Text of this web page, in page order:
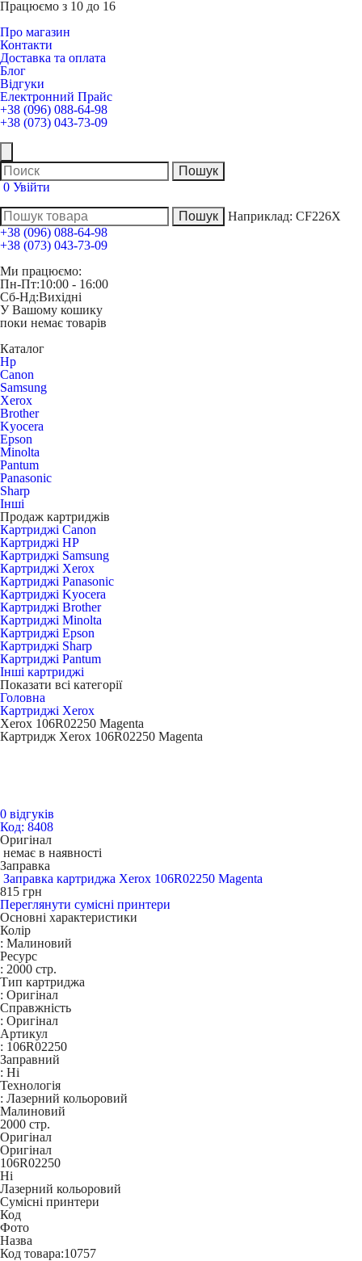
Працюємо з 10 до 16
Про магазин
Контакти
Доставка та оплата
Блог
Відгуки
Електронний Прайс
+38 (096) 088-64-98
+38 (073) 043-73-09
0 Увійти
Наприклад: CF226X
+38 (096) 088-64-98
+38 (073) 043-73-09
Ми працюємо:
Пн-Пт:10:00 - 16:00
Сб-Нд:Вихідні
У Вашому кошику
поки немає товарів
Каталог
Hp
Canon
Samsung
Xerox
Brother
Kyocera
Epson
Minolta
Pantum
Panasonic
Sharp
Інші
Продаж картриджів
Картриджі Canon
Картриджі HP
Картриджі Samsung
Картриджі Xerox
Картриджі Panasonic
Картриджі Kyocera
Картриджі Brother
Картриджі Minolta
Картриджі Epson
Картриджі Sharp
Картриджі Pantum
Інші картриджі
Показати всі категорії
Головна
Картриджі Xerox
Xerox 106R02250 Magenta
Картридж Xerox 106R02250 Magenta
0 відгуків
Код: 8408
Оригінал
немає в наявності
Заправка
Заправка картриджа Xerox 106R02250 Magenta
815 грн
Переглянути сумісні принтери
Основні характеристики
Колір
: Малиновий
Ресурс
: 2000 стр.
Тип картриджа
: Оригінал
Справжність
: Оригінал
Артикул
: 106R02250
Заправний
: Ні
Технологія
: Лазерний кольоровий
Малиновий
2000 стр.
Оригінал
Оригінал
106R02250
Ні
Лазерний кольоровий
Сумісні принтери
Код
Фото
Назва
Код товара:10757